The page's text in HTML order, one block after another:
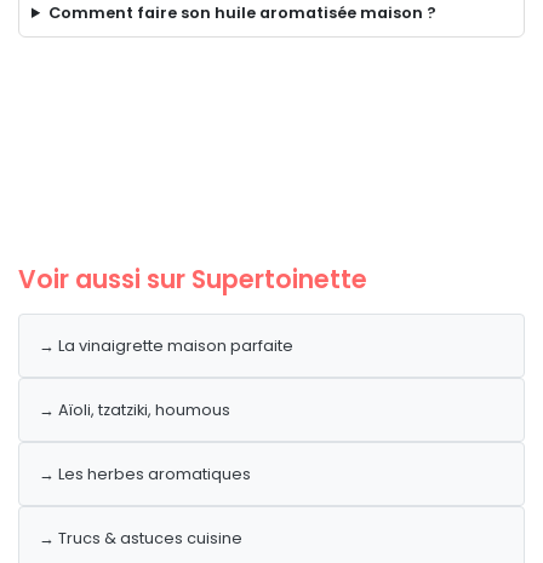
Comment faire son huile aromatisée maison ?
Voir aussi sur Supertoinette
→ La vinaigrette maison parfaite
→ Aïoli, tzatziki, houmous
→ Les herbes aromatiques
→ Trucs & astuces cuisine